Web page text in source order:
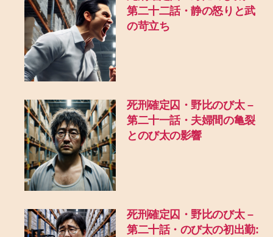
第二十二話・静の怒りと武
の苛立ち
死刑確定囚・野比のび太 –
第二十一話・夫婦間の亀裂
とのび太の影響
死刑確定囚・野比のび太 –
第二十話・のび太の初出勤: